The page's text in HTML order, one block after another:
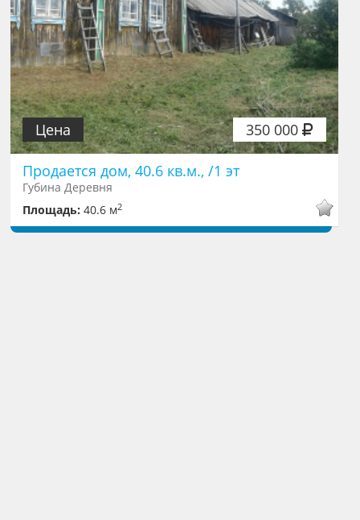
350 000
Цена
Продается дом, 40.6 кв.м., /1 эт
Губина Деревня
Площадь:40.6 м2